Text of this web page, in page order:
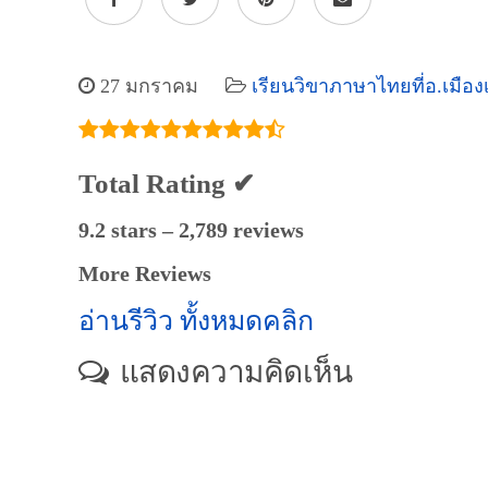
27 มกราคม เรียนวิขาภาษาไทยที่อ.เมือง
Total Rating ✔
9.2 stars – 2,789 reviews
More Reviews
อ่านรีวิว ทั้งหมดคลิก
แสดงความคิดเห็น